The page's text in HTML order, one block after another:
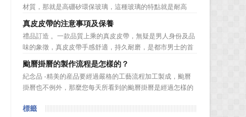
材質，那就是高硼矽環保玻璃，這種玻璃的特點就是耐高
溫，那麼這個耐高溫的溫度限製和準確的含義是什麼呢?禮品
紅的小編給大家總結如下。 耐熱玻璃【Heat-resistant
glass】是指含有耐熱性強的硼酸﹑矽酸成分,能夠...
真皮皮帶的注意事項及保養
禮品訂造 。一款品質上乘的真皮皮帶，無疑是男人身份及品
味的象徵，真皮皮帶手感舒適，持久耐磨，是都市男士的首
選。當你還在髮愁老爸生日禮物送什麼的時候，一款真皮皮
帶就是非常不錯的選擇。但是真皮皮帶如果疏於保養，也會
黯然失色，出現裂痕和破損的痕跡，今天小編就爲大家分享
真皮皮帶的注意事項...
颱曆掛曆的製作流程是怎樣的？
紀念品 -精美的産品要經過嚴格的工藝流程加工製成，颱曆
掛曆也不例外，那麼您每天所看到的颱曆掛曆是經過怎樣的
颱曆掛曆製作流程 1、專版颱曆掛曆是相對於通用內容
標籤